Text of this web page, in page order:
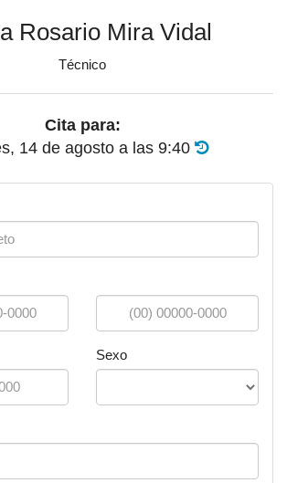
Rosario Mira Vidal
Técnico
Cita para:
14 de agosto a las 9:40
Sexo